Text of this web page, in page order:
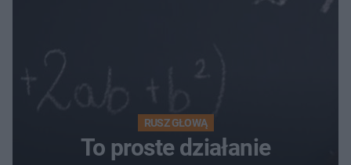
RUSZ GŁOWĄ
To proste działanie